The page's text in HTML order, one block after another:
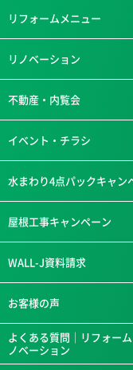
リフォームメニュー
リノベーション
不動産・内覧会
イベント・チラシ
水まわり4点パックキャン
屋根工事キャンペーン
WALL-J資料請求
お客様の声
よくある質問｜リフォー
ノベーション